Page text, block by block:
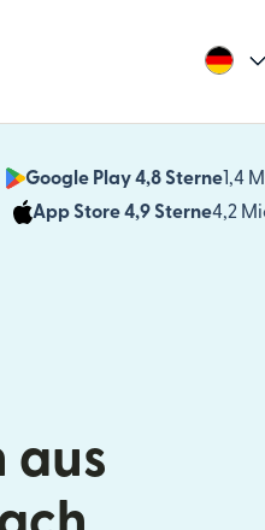
Google Play 4,8 Sterne1,4
App Store 4,9 Sterne4,2
aus